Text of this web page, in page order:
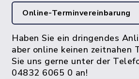
Online-Terminvereinbarung
Haben Sie ein dringendes
aber online keinen zeitnahen
Sie uns gerne unter der
04832 6065 0 an!